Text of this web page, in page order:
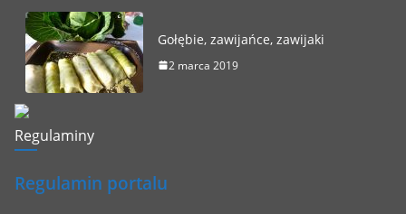
Gołębie, zawijańce, zawijaki
2 marca 2019
Regulaminy
Regulamin portalu